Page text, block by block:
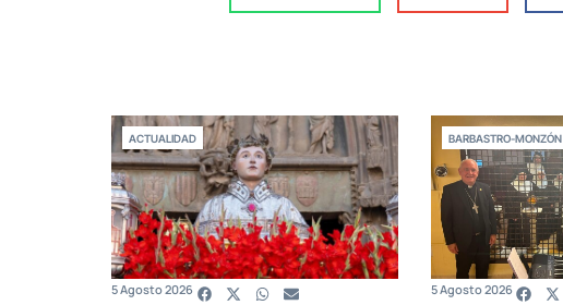
ACTUALIDAD
5 Agosto 2026
BARBASTRO-MONZÓN
5 Agosto 2026